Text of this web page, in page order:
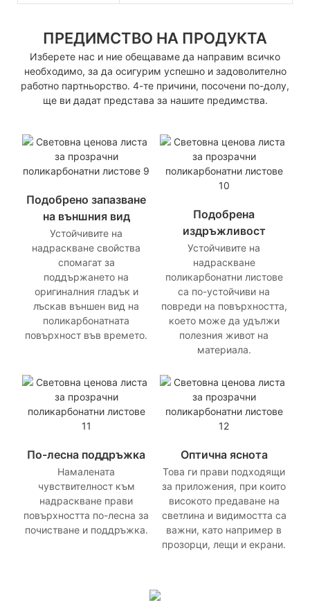
ПРЕДИМСТВО НА ПРОДУКТА
Изберете нас и ние обещаваме да направим всичко
необходимо, за да осигурим успешно и задоволително
работно партньорство. 4-те причини, посочени по-долу,
ще ви дадат представа за нашите предимства.
Подобрено запазване
на външния вид
Устойчивите на
надраскване свойства
спомагат за
поддържането на
оригиналния гладък и
лъскав външен вид на
поликарбонатната
повърхност във времето.
Подобрена
издръжливост
Устойчивите на
надраскване
поликарбонатни листове
са по-устойчиви на
повреди на повърхността,
което може да удължи
полезния живот на
материала.
По-лесна поддръжка
Намалената
чувствителност към
надраскване прави
повърхността по-лесна за
почистване и поддръжка.
Оптична яснота
Това ги прави подходящи
за приложения, при които
високото предаване на
светлина и видимостта са
важни, като например в
прозорци, лещи и екрани.